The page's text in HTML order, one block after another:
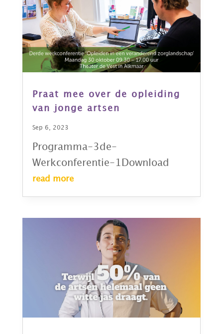
Praat mee over de opleiding
van jonge artsen
Sep 6, 2023
Programma-3de-
Werkconferentie-1Download
read more